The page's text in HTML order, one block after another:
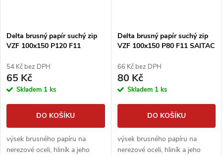
Delta brusný papír suchý zip
VZF 100x150 P120 F11
54 Kč bez DPH
65 Kč
Skladem 1 ks
DO KOŠÍKU
výsek brusného papíru na
nerezové oceli, hliník a jeho
Delta brusný papír suchý zip
VZF 100x150 P80 F11 SAITAC
66 Kč bez DPH
80 Kč
Skladem 1 ks
DO KOŠÍKU
výsek brusného papíru na
nerezové oceli, hliník a jeho